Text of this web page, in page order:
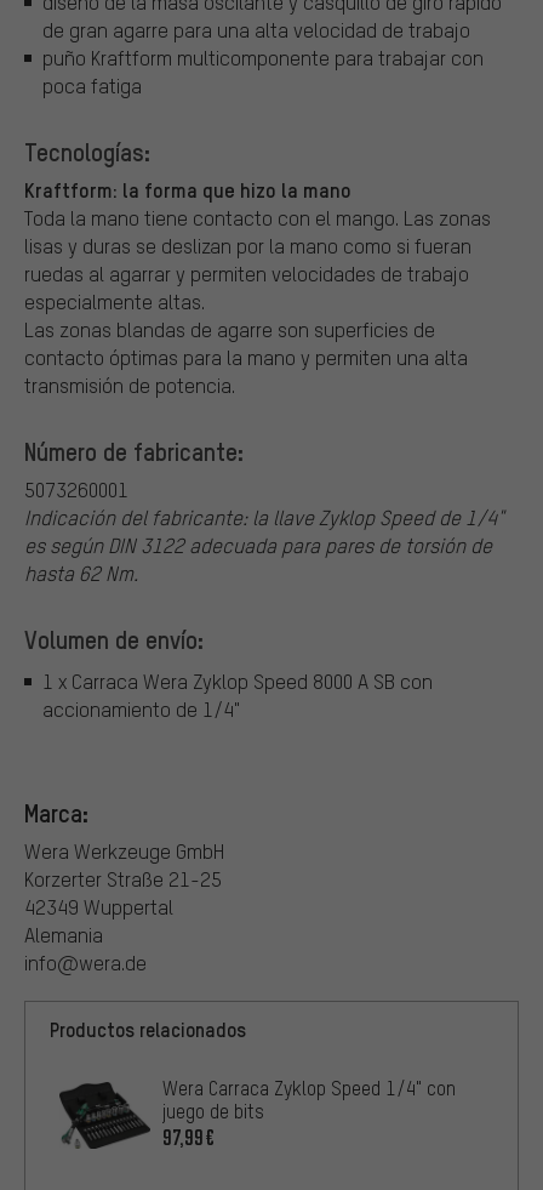
de gran agarre para una alta velocidad de trabajo
puño Kraftform multicomponente para trabajar con
poca fatiga
Tecnologías:
Kraftform: la forma que hizo la mano
Toda la mano tiene contacto con el mango. Las zonas
lisas y duras se deslizan por la mano como si fueran
ruedas al agarrar y permiten velocidades de trabajo
especialmente altas.
Las zonas blandas de agarre son superficies de
contacto óptimas para la mano y permiten una alta
transmisión de potencia.
Número de fabricante:
5073260001
Indicación del fabricante: la llave Zyklop Speed de 1/4"
es según DIN 3122 adecuada para pares de torsión de
hasta 62 Nm.
Volumen de envío:
1 x Carraca Wera Zyklop Speed 8000 A SB con
accionamiento de 1/4"
Marca:
Wera Werkzeuge GmbH
Korzerter Straße 21-25
42349 Wuppertal
Alemania
info@wera.de
Productos relacionados
Wera Carraca Zyklop Speed 1/4" con
juego de bits
97,99€